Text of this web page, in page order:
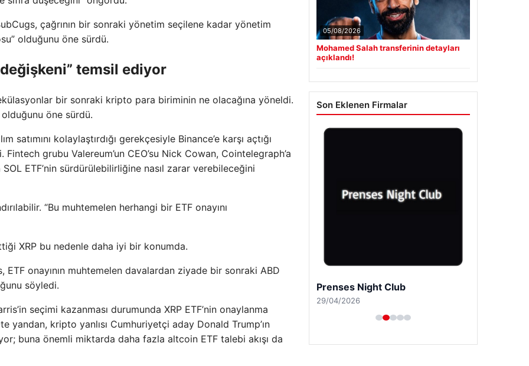
çağrının bir sonraki yönetim seçilene kadar yönetim
olduğunu öne sürdü.
temsil ediyor
bir sonraki kripto para biriminin ne olacağına yöneldi.
öne sürdü.
satımını kolaylaştırdığı gerekçesiyle Binance’e karşı açtığı
grubu Valereum’un CEO’su Nick Cowan, Cointelegraph’a
ETF’nin sürdürülebilirliğine nasıl zarar verebileceğini
“Bu muhtemelen herhangi bir ETF onayını
XRP bu nedenle daha iyi bir konumda.
ETF onayının muhtemelen davalardan ziyade bir sonraki ABD
söyledi.
seçimi kazanması durumunda XRP ETF’nin onaylanma
yandan, kripto yanlısı Cumhuriyetçi aday Donald Trump’ın
buna önemli miktarda daha fazla altcoin ETF talebi akışı da
05/08/2026
Mohamed Salah transferinin detayları
açıklandı!
Son Eklenen Firmalar
Prenses Night Club
29/04/2026